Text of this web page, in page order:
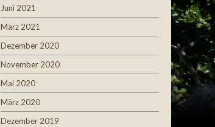
Juni 2021
März 2021
Dezember 2020
November 2020
Mai 2020
März 2020
Dezember 2019